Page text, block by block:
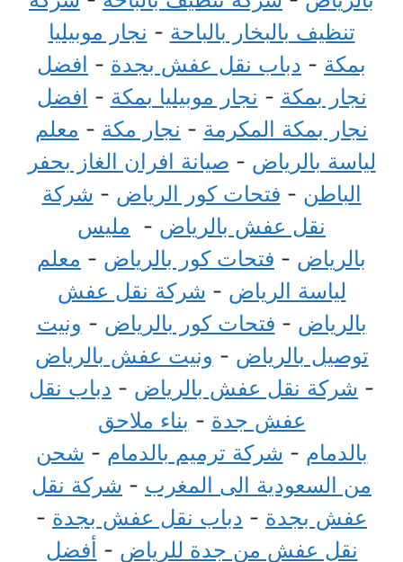
تنظيف بالبخار بالباحة - نجار موبيليا
بمكة - دباب نقل عفش بجدة - افضل
نجار بمكة - نجار موبيليا بمكة - افضل
نجار بمكة المكرمة - نجار مكة - معلم
لياسة بالرياض - صيانة افران الغاز بحفر
الباطن - فتحات كور الرياض - شركة
نقل عفش بالرياض - مليس
بالرياض - فتحات كور بالرياض - معلم
لياسة الرياض - شركة نقل عفش
بالرياض - فتحات كور بالرياض - ونيت
توصيل بالرياض - ونيت عفش بالرياض
- شركة نقل عفش بالرياض - دباب نقل
عفش جدة - بناء ملاحق
بالدمام - شركة ترميم بالدمام - شحن
من السعودية الى المغرب - شركة نقل
عفش بجدة - دباب نقل عفش بجدة -
نقل عفش من جدة للرياض - أفضل